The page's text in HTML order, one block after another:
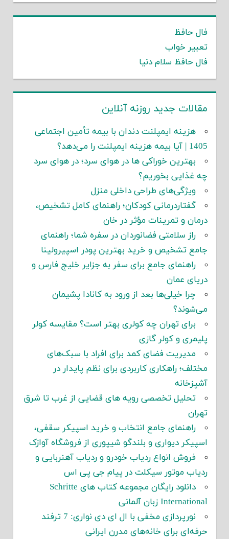
فال حافظ
تعبیر خواب
فال حافظ سلام دنیا
مقالات جدید روزنه آنلاین
هزینه ایمپلنت دندان با بیمه تأمین اجتماعی
1405 | آیا بیمه هزینه ایمپلنت را می‌دهد؟
بهترین خوراکی ها در هوای سرد؛ در هوای سرد
چه غذایی بخوریم؟
ویژگی‌های طراحی داخلی منزل
گفتاردرمانی کودکان؛ راهنمای کامل تشخیص،
درمان و تمرینات مؤثر در خان
راز سلامتی فضانوردان در سفره شما؛ راهنمای
جامع تشخیص و خرید بهترین پودر اسپیرولینا
راهنمای جامع برای سفر به جزایر خلیج فارس و
دریای عمان
چرا خیلی‌ها بعد از ورود به کانادا پشیمان
می‌شوند؟
برای تهران چه کولری بهتر است؟ مقایسه کولر
پلیمری و کولر گازی
مدیریت فضای کمد برای افراد با سبک‌های
مختلف؛ راهکاری کاربردی برای نظم پایدار در
آشپزخانه
تحلیل تخصصی رویه های قضایی از غرب تا شرق
تهران
راهنمای جامع انتخاب و خرید اسپیکر سقفی،
اسپیکر دیواری و بلندگو شیپوری از فروشگاه آوازک
فروش انواع ردیاب خودرو و ردیاب آهنربایی و
ردیاب موتور سیکلت در پیام جی پی اس
دانلود رایگان مجموعه کتاب های Schritte
International زبان آلمانی
نورپردازی مخفی با ال ای دی نواری: 7 ترفند
حرفه‌ای برای خانه‌های مدرن ایرانی